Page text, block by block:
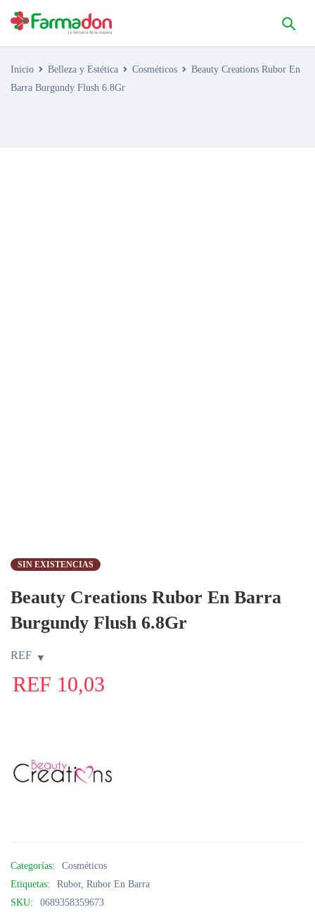
Inicio Belleza y Estética Cosméticos
Beauty Creations Rubor En
Barra Burgundy Flush 6.8Gr
SIN EXISTENCIAS
Beauty Creations Rubor En Barra
Burgundy Flush 6.8Gr
REF
REF 10,03
Categorías:
Cosméticos
Etiquetas:
Rubor, Rubor En Barra
SKU:
0689358359673